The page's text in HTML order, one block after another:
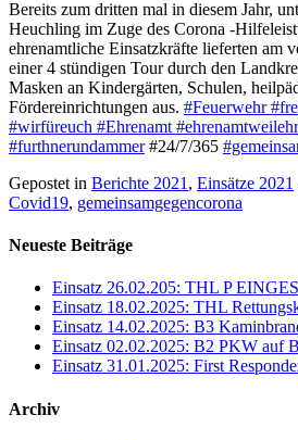
Bereits zum dritten mal in diesem Jahr,
Heuchling im Zuge des Corona -
ehrenamtliche Einsatzkräfte lieferten am
einer 4 stündigen Tour durch den
Masken an Kindergärten, Schulen,
Fördereinrichtungen aus. #Feuerwehr
#wirfüreuch #Ehrenamt
#furthnerundammer#24/7/365
Gepostet in Berichte 2021 , Einsätze 2021
Covid19, gemeinsamgegencorona
Neueste Beiträge
Einsatz 26.02.205: THL P
Einsatz 18.02.2025: THL
Einsatz 14.02.2025: B3
Einsatz 02.02.2025: B2 PKW auf
Einsatz 31.01.2025: First
Archiv